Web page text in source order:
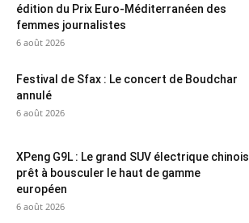
édition du Prix Euro-Méditerranéen des
femmes journalistes
6 août 2026
Festival de Sfax : Le concert de Boudchar
annulé
6 août 2026
XPeng G9L : Le grand SUV électrique chinois
prêt à bousculer le haut de gamme
européen
6 août 2026